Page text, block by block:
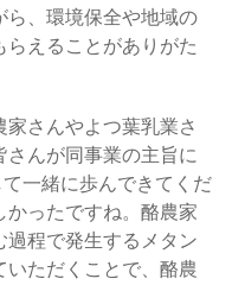
ら、環境保全や地域の
らえることがありがた
さんやよつ葉乳業さ
さんが同事業の主旨に
一緒に歩んできてくだ
かったですね。酪農家
過程で発生するメタン
いただくことで、酪農